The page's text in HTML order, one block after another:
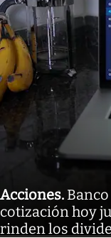
Acciones.
cotización hoy
rinden los